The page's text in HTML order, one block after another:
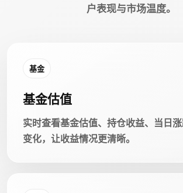
户表现与市场温度。
基金
基金估值
实时查看基金估值、持仓收益、当日
变化，让收益情况更清晰。